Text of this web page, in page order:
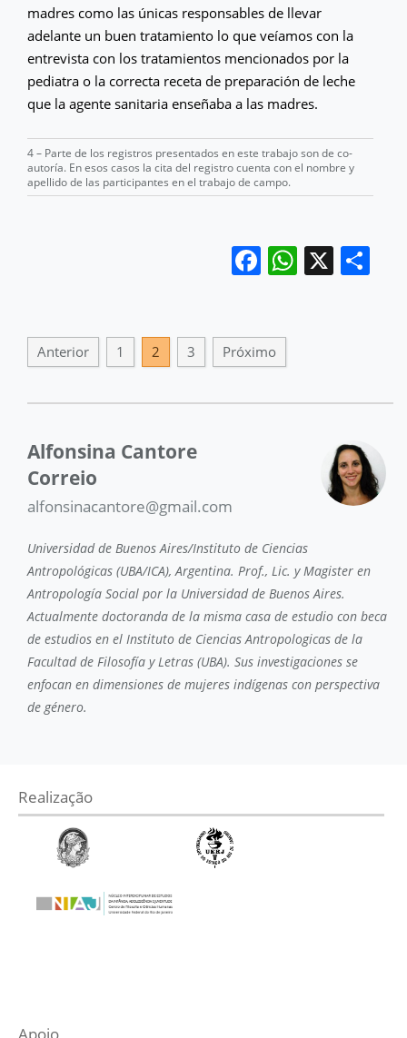
madres como las únicas responsables de llevar
adelante un buen tratamiento lo que veíamos con la
entrevista con los tratamientos mencionados por la
pediatra o la correcta receta de preparación de leche
que la agente sanitaria enseñaba a las madres.
4 – Parte de los registros presentados en este trabajo son de co-
autoría. En esos casos la cita del registro cuenta con el nombre y
apellido de las participantes en el trabajo de campo.
Facebook
X
Anterior 1 2 3 Próximo
Alfonsina Cantore
Correio
alfonsinacantore@gmail.com
Universidad de Buenos Aires/Instituto de Ciencias
Antropológicas (UBA/ICA), Argentina. Prof., Lic. y Magister en
Antropología Social por la Universidad de Buenos Aires.
Actualmente doctoranda de la misma casa de estudio con beca
de estudios en el Instituto de Ciencias Antropologicas de la
Facultad de Filosofía y Letras (UBA). Sus investigaciones se
enfocan en dimensiones de mujeres indígenas con perspectiva
de género.
Realização